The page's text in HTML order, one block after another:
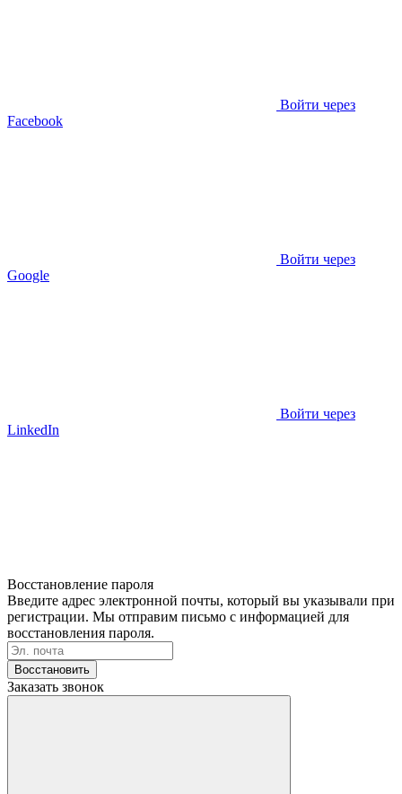
Войти через
Facebook
Войти через
Google
Войти через
LinkedIn
Восстановление пароля
Введите адрес электронной почты, который вы указывали при
регистрации. Мы отправим письмо с информацией для
восстановления пароля.
Восстановить
Заказать звонок